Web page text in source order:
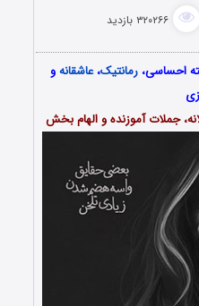
۳۲۰۲۶۶ بازدید
احساسی، رمانتیک،عاشقانهو
جملات آموزنده و الهام بخش